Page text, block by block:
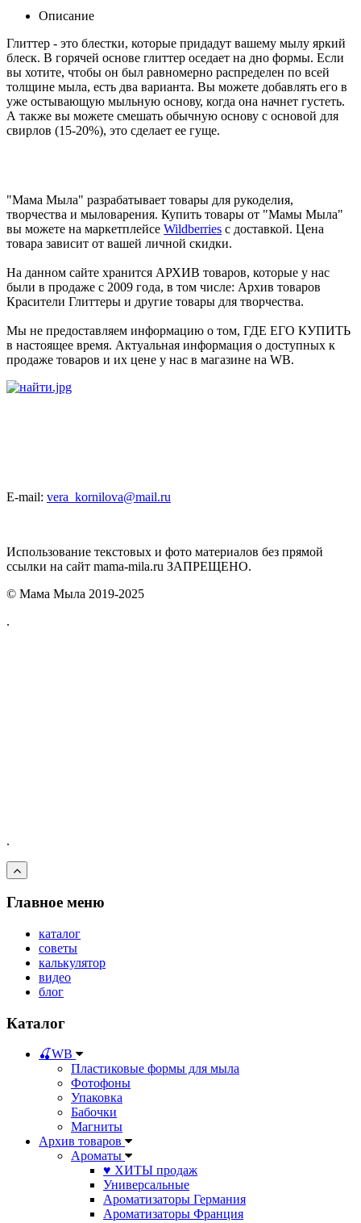
Описание
Глиттер - это блестки, которые придадут вашему мылу яркий
блеск. В горячей основе глиттер оседает на дно формы. Если
вы хотите, чтобы он был равномерно распределен по всей
толщине мыла, есть два варианта. Вы можете добавлять его в
уже остывающую мыльную основу, когда она начнет густеть.
А также вы можете смешать обычную основу с основой для
свирлов (15-20%), это сделает ее гуще.
"Мама Мыла" разрабатывает товары для рукоделия,
творчества и мыловарения. Купить товары от "Мамы Мыла"
вы можете на маркетплейсе Wildberries с доставкой. Цена
товара зависит от вашей личной скидки.
На данном сайте хранится АРХИВ товаров, которые у нас
были в продаже с 2009 года, в том числе: Архив товаров
Красители Глиттеры и другие товары для творчества.
Мы не предоставляем информацию о том, ГДЕ ЕГО КУПИТЬ
в настоящее время. Актуальная информация о доступных к
продаже товаров и их цене у нас в магазине на WB.
E-mail: vera_kornilova@mail.ru
Использование текстовых и фото материалов без прямой
ссылки на сайт mama-mila.ru ЗАПРЕЩЕНО.
© Мама Мыла 2019-2025
.
.
Главное меню
каталог
советы
калькулятор
видео
блог
Каталог
🍒WB
Пластиковые формы для мыла
Фотофоны
Упаковка
Бабочки
Магниты
Архив товаров
Ароматы
♥ ХИТЫ продаж
Универсальные
Ароматизаторы Германия
Ароматизаторы Франция